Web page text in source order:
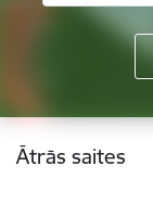
Kājene
Ātrās saites